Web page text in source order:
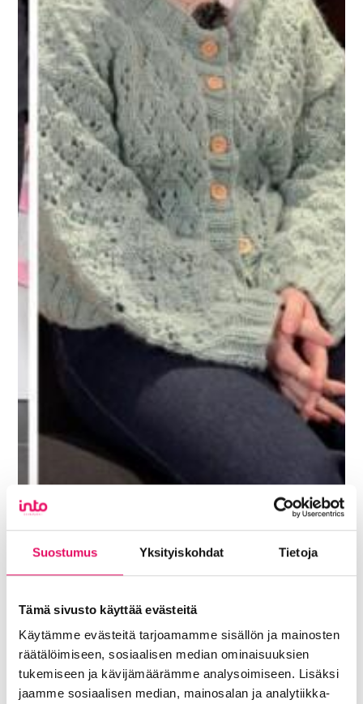
Suostumus Yksityiskohdat Tietoja
Tämä sivusto käyttää evästeitä
Käytämme evästeitä tarjoamamme sisällön ja mainosten
räätälöimiseen, sosiaalisen median ominaisuuksien
tukemiseen ja kävijämäärämme analysoimiseen. Lisäksi
jaamme sosiaalisen median, mainosalan ja analytiikka-
Sarja nuoret tekijät: ”Ei muuta kuin
tulta päin”
Liikeidea ja yrityksen perustaminen ,
Uutiset, Yrittäjätarinat, Yritysuutiset
07.05.2026
: